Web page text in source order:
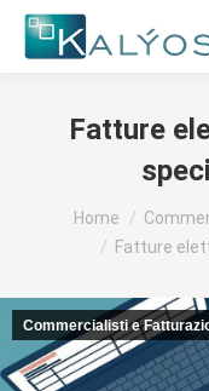
Fatture
Tu sei qui:
Home
Fatture
Commercialisti e